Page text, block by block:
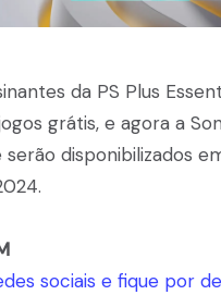
da PS Plus
grátis, e agora a
serão disponibilizados
sociais e fique por